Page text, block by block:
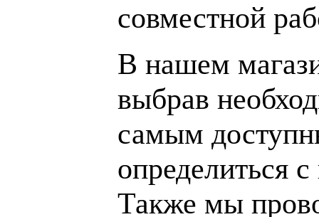
совместной
В нашем
выбрав
самым
определиться
Также мы